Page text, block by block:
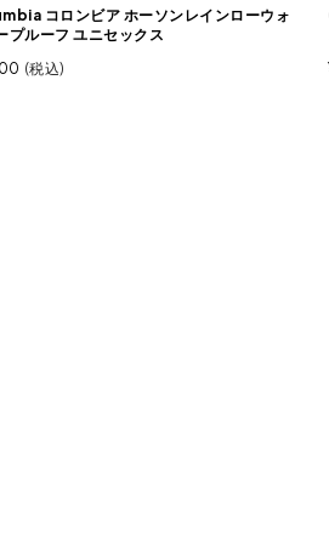
コロンビア ホーソンレインローウォ
プルーフ ユニセックス
税込